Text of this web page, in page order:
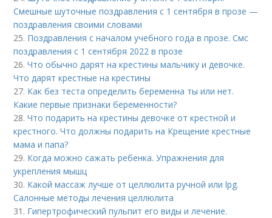
Смешные шуточные поздравления с 1 сентября в прозе —
поздравления своими словами
25. Поздравления с началом учебного года в прозе. Смс
поздравления с 1 сентября 2022 в прозе
26.Что обычно дарят на крестины мальчику и девочке.
Что дарят крестные на крестины
27. Как без теста определить беременна ты или нет.
Какие первые признаки беременности?
28.Что подарить на крестины девочке от крестной и
крестного. Что должны подарить на Крещение крестные
мама и папа?
29. Когда можно сажать ребенка. Упражнения для
укрепления мышц
30. Какой массаж лучше от целлюлита ручной или lpg.
Салонные методы лечения целлюлита
31. Гипертрофический пульпит его виды и лечение.